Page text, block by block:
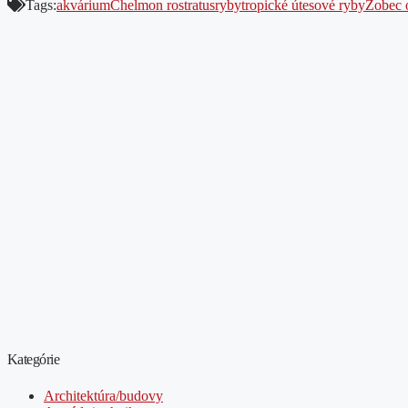
Tags:akváriumChelmon rostratusrybytropické útesové rybyZobec
Kategórie
Architektúra/budovy